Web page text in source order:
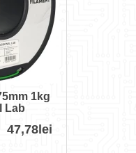
1kg
Lab
47,78lei